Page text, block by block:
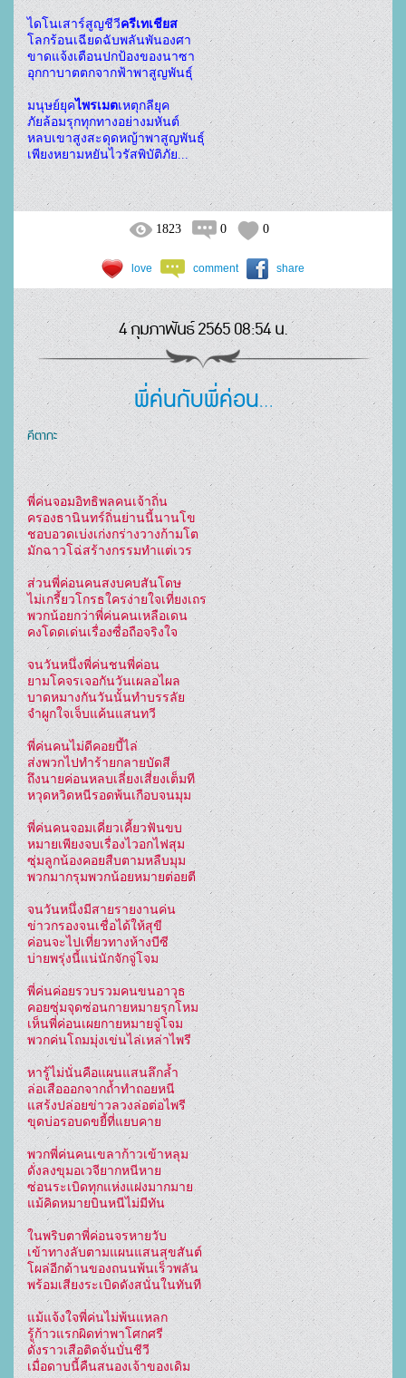
ไดโนเสาร์สูญชีวีครีเทเชียส
โลกร้อนเฉียดฉับพลันพันองศา
ขาดแจ้งเตือนปกป้องของนาซา
อุกกาบาตตกจากฟ้าพาสูญพันธุ์
มนุษย์ยุคไพรเมตเหตุกลียุค
ภัยล้อมรุกทุกทางอย่างมหันต์
หลบเขาสูงสะดุดหญ้าพาสูญพันธุ์
เพียงหยามหยันไวรัสพิบัติภัย...
1823 0 0
love comment share
4 กุมภาพันธ์ 2565 08:54 น.
พี่ค่นกับพี่ค่อน…
คีตากะ
พี่ค่นจอมอิทธิพลคนเจ้าถิ่น
ครองธานินทร์ถิ่นย่านนี้นานโข
ชอบอวดเบ่งเก่งกร่างวางก้ามโต
มักฉาวโฉ่สร้างกรรมทำแต่เวร
ส่วนพี่ค่อนคนสงบคบสันโดษ
ไม่เกรี้ยวโกรธใครง่ายใจเที่ยงเถร
พวกน้อยกว่าพี่ค่นคนเหลือเดน
คงโดดเด่นเรื่องซื่อถือจริงใจ
จนวันหนึ่งพี่ค่นชนพี่ค่อน
ยามโคจรเจอกันวันเผลอไผล
บาดหมางกันวันนั้นทำบรรลัย
จำผูกใจเจ็บแค้นแสนทวี
พี่ค่นคนไม่ดีคอยบี้ไล่
ส่งพวกไปทำร้ายกลายบัดสี
ถึงนายค่อนหลบเลี่ยงเสี่ยงเต็มที
หวุดหวิดหนีรอดพ้นเกือบจนมุม
พี่ค่นคนจอมเคี่ยวเคี้ยวฟันขบ
หมายเพียงจบเรื่องไวอกไฟสุม
ซุ่มลูกน้องคอยสืบตามหลืบมุม
พวกมากรุมพวกน้อยหมายต่อยตี
จนวันหนึ่งมีสายรายงานค่น
ข่าวกรองจนเชื่อได้ให้สุขี
ค่อนจะไปเที่ยวทางห้างบีซี
บ่ายพรุ่งนี้แน่นักจักจู่โจม
พี่ค่นค่อยรวบรวมคนขนอาวุธ
คอยซุ่มจุดซ่อนกายหมายรุกโหม
เห็นพี่ค่อนเผยกายหมายจู่โจม
พวกค่นโถมมุ่งเข่นไล่เหล่าไพรี
หารู้ไม่นั่นคือแผนแสนลึกล้ำ
ล่อเสือออกจากถ้ำทำถอยหนี
แสร้งปล่อยข่าวลวงล่อต่อไพรี
ขุดบ่อรอบดขยี้ที่แยบคาย
พวกพี่ค่นคนเขลาก้าวเข้าหลุม
ดั่งลงขุมอเวจียากหนีหาย
ซ่อนระเบิดทุกแห่งแฝงมากมาย
แม้คิดหมายบินหนีไม่มีทัน
ในพริบตาพี่ค่อนจรหายวับ
เข้าทางลับตามแผนแสนสุขสันต์
โผล่อีกด้านของถนนพ้นเร็วพลัน
พร้อมเสียงระเบิดดังสนั่นในทันที
แม้แจ้งใจพี่ค่นไม่พ้นแหลก
รู้ก้าวแรกผิดท่าพาโศกศรี
ดั่งราวเสือติดจั่นบั่นชีวี
เมื่อดาบนี้คืนสนองเจ้าของเดิม